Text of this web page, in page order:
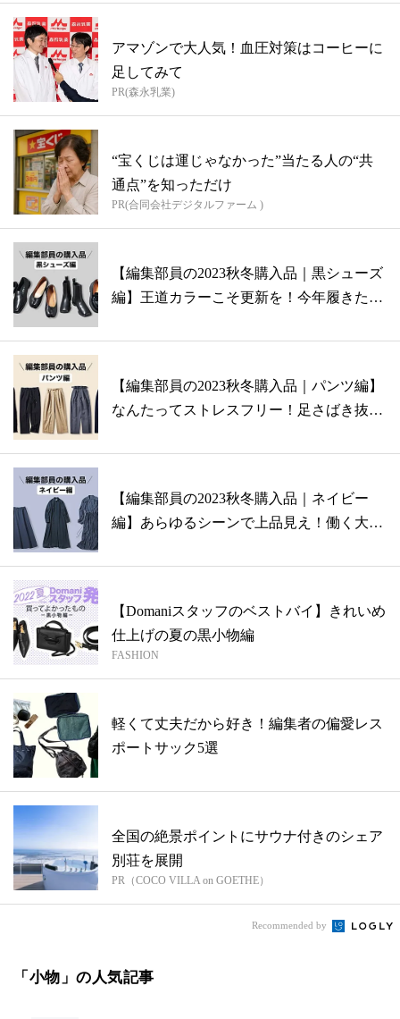
アマゾンで大人気！血圧対策はコーヒーに
足してみて
PR(森永乳業)
“宝くじは運じゃなかった”当たる人の“共
通点”を知っただけ
PR(合同会社デジタルファーム )
【編集部員の2023秋冬購入品｜黒シューズ
編】王道カラーこそ更新を！今年履きた
【編集部員の2023秋冬購入品｜パンツ編】
なんたってストレスフリー！足さばき抜
【編集部員の2023秋冬購入品｜ネイビー
編】あらゆるシーンで上品見え！働く大人
【Domaniスタッフのベストバイ】きれいめ
仕上げの夏の黒小物編
FASHION
軽くて丈夫だから好き！編集者の偏愛レス
ポートサック5選
全国の絶景ポイントにサウナ付きのシェア
別荘を展開
PR（COCO VILLA on GOETHE）
Recommended by
「小物」の人気記事